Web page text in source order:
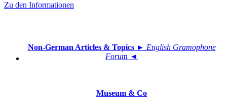
Zu den Informationen
Non-German Articles & Topics► English Gramophone
Forum ◄
Museum & Co